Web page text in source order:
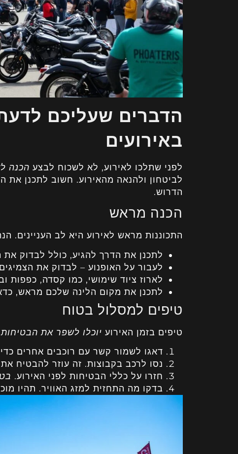
הדברים שעליכם
באירועים
לפני שתלכו לאירוע, לא לשכוח לבצע הכנה
לביטחון ולהנאה מהאירוע. חשוב לתכנן את
הדרוש.
הכנה מראש
התכוננות מראש לאירוע היא לב העניינים.
לתכנן את הדרך להגיע, כולל לבדוק את
לעבור על האופנוע – לבדוק את
לארוז ציוד שימושי, כמו קסדה, כפפות
לתכנן את מקום הלינה שלכם מראש,
טיפים למסלול בטוח
טיפים בזמן האירוע יוכלו לשפר את הבטיחות
דאגו לשמור קשר עם רוכבים אחרים
נסו לרכב בקבוצות. זה עוזר להבטיח
חזרו על כללי הבטיחות לפני האירוע.
בדקו מה התחזית למזג האוויר. תהיו